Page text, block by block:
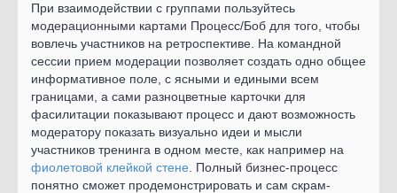
При взаимодействии с группами пользуйтесь
модерационными картами Процесс/Боб для того, чтобы
вовлечь участников на ретроспективе. На командной
сессии прием модерации позволяет создать одно общее
информативное поле, с ясными и едиными всем
границами, а сами разноцветные карточки для
фасилитации показывают процесс и дают возможность
модератору показать визуально идеи и мысли
участников тренинга в одном месте, как например на
фиолетовой клейкой стене . Полный бизнес-процесс
понятно сможет продемонстрировать и сам скрам-